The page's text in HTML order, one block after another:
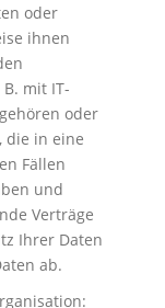
oder
ihnen
mit IT-
oder
die in eine
Fällen
und
Verträge
Ihrer Daten
ab.